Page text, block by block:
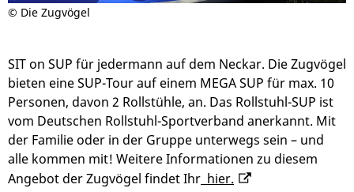
© Die Zugvögel
SIT on SUP für jedermann auf dem Neckar. Die Zugvögel
bieten eine SUP-Tour auf einem MEGA SUP für max. 10
Personen, davon 2 Rollstühle, an. Das Rollstuhl-SUP ist
vom Deutschen Rollstuhl-Sportverband anerkannt. Mit
der Familie oder in der Gruppe unterwegs sein – und
alle kommen mit! Weitere Informationen zu diesem
Angebot der Zugvögel findet Ihr hier.